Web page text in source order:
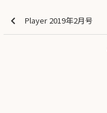
Player 2019年2月号